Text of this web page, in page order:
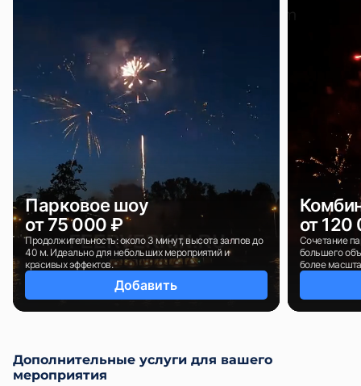
Парковое шоу
от 75 000 ₽
Продолжительность: около 3 минут, высота залпов до
40 м. Идеально для небольших мероприятий и
красивых эффектов.
Добавить
от
Сочетание
большего
более
Дополнительные услуги для вашего
мероприятия